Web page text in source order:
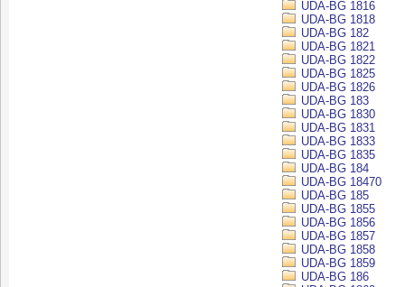
UDA-BG 1816
UDA-BG 1818
UDA-BG 182
UDA-BG 1821
UDA-BG 1822
UDA-BG 1825
UDA-BG 1826
UDA-BG 183
UDA-BG 1830
UDA-BG 1831
UDA-BG 1833
UDA-BG 1835
UDA-BG 184
UDA-BG 18470
UDA-BG 185
UDA-BG 1855
UDA-BG 1856
UDA-BG 1857
UDA-BG 1858
UDA-BG 1859
UDA-BG 186